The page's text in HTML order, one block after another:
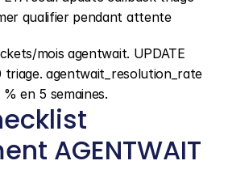
qualifier pendant attente
mois agentwait. UPDATE
agentwait_resolution_rate
en 5 semaines.
AGENTWAIT